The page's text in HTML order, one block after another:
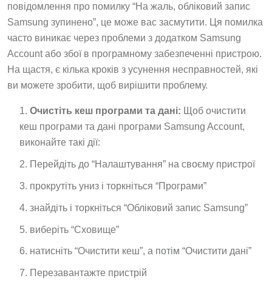
повідомлення про помилку “На жаль, обліковий запис
Samsung зупинено”, це може вас засмутити. Ця помилка
часто виникає через проблеми з додатком Samsung
Account або збої в програмному забезпеченні пристрою.
На щастя, є кілька кроків з усунення несправностей, які
ви можете зробити, щоб вирішити проблему.
Очистіть кеш програми та дані: Щоб очистити
кеш програми та дані програми Samsung Account,
виконайте такі дії:
Перейдіть до “Налаштування” на своєму пристрої
прокрутіть униз і торкніться “Програми”
знайдіть і торкніться “Обліковий запис Samsung”
виберіть “Сховище”
натисніть “Очистити кеш”, а потім “Очистити дані”
Перезавантажте пристрій